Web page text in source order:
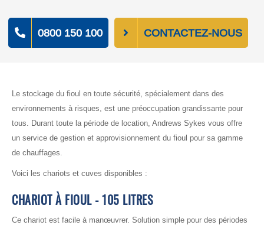
0800 150 100 CONTACTEZ-NOUS
Le stockage du fioul en toute sécurité, spécialement dans des
environnements à risques, est une préoccupation grandissante pour
tous. Durant toute la période de location, Andrews Sykes vous offre
un service de gestion et approvisionnement du fioul pour sa gamme
de chauffages.
Voici les chariots et cuves disponibles :
CHARIOT À FIOUL - 105 LITRES
Ce chariot est facile à manœuvrer. Solution simple pour des périodes